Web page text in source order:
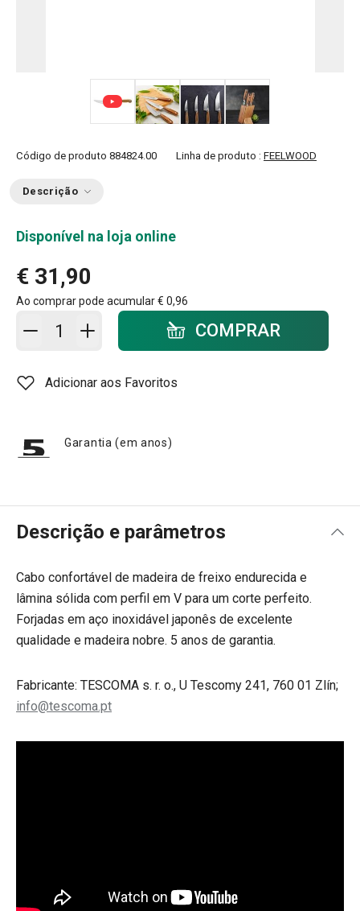
Código de produto 884824.00 Linha de produto : FEELWOOD
Descrição
Disponível na loja online
€ 31,90
Ao comprar pode acumular€ 0,96
Adicionar ao carrinho - quantidadeCOMPRAR
Adicionar aos Favoritos
Garantia (em anos)
Descrição e parâmetros
Cabo confortável de madeira de freixo endurecida e
lâmina sólida com perfil em V para um corte perfeito.
Forjadas em aço inoxidável japonês de excelente
qualidade e madeira nobre. 5 anos de garantia.
Fabricante: TESCOMA s. r. o., U Tescomy 241, 760 01 Zlín;
info@tescoma.pt